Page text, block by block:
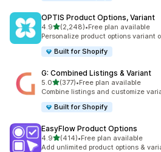
OPTIS Product Options, Variant
4.9별 5개 중
(2,248)
총 리뷰 2248개
•Free plan available
Personalize product options variant
Built for Shopify
G: Combined Listings & Variant
5.0별 5개 중
(377)
총 리뷰 377개
•Free plan available
Combine listings and customize
Built for Shopify
EasyFlow Product Options
4.9별 5개 중
(414)
총 리뷰 414개
•Free plan available
Add unlimited product options &